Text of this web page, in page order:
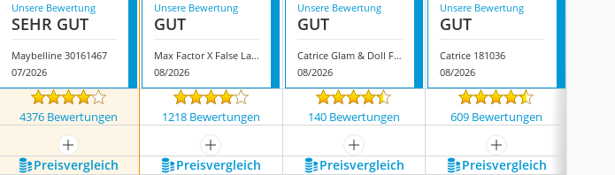
Unsere Bewertung
SEHR GUT
Maybelline 30161467
07/2026
Unsere Bewertung
GUT
Max Factor X False Lash Effect Waterproof
08/2026
Unsere Bewertung
GUT
Catrice Glam & Doll False Lashes
08/2026
Unsere Bewertung
GUT
Catrice 181036
08/2026
4376 Bewertungen 1218 Bewertungen 140 Bewertungen 609 Bewertungen
mehr anzeigen mehr anzeigen mehr anzeigen
mehr anzeigen
Preis­vergleich Preis­vergleich Preis­vergleich Preis­vergleich